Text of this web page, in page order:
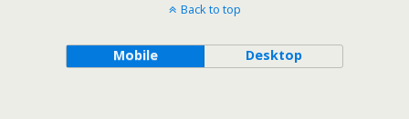
Back to top
Mobile Desktop